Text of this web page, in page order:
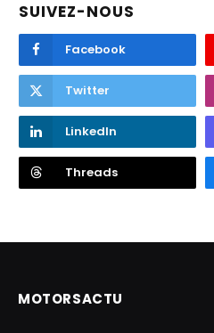
SUIVEZ-NOUS
Facebook
Twitter
LinkedIn
Threads
MOTORSACTU